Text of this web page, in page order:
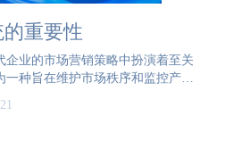
重要性
企业的市场营销策略中扮演着至关
种旨在维护市场秩序和监控产品
品按照既定的渠道和规则进行销